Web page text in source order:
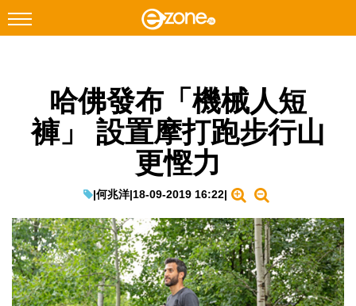
Facebook Instagram
科技焦點
教學評測
EduTech
IT Times
哈佛發布「機械人短
褲」 設置摩打跑步行山
更慳力
|何兆洋|18-09-2019 16:22|